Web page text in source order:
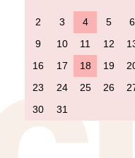
2
3 4 5 6
9
10 11 12
16
17 18 19
23
24 25 26
30
31